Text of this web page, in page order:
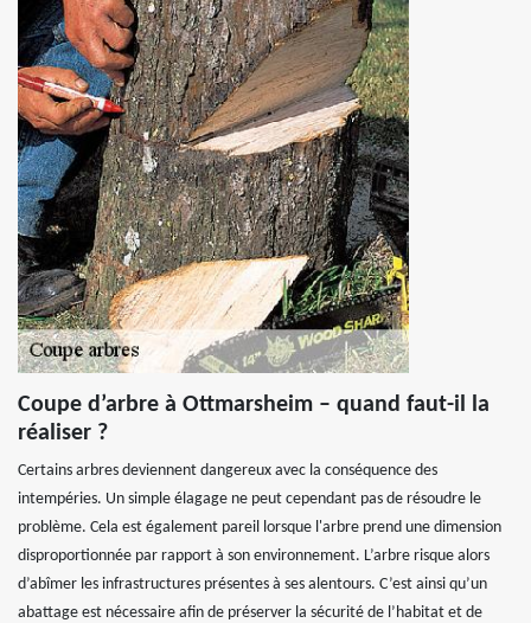
Coupe d’arbre à Ottmarsheim – quand faut-il la
réaliser ?
Certains arbres deviennent dangereux avec la conséquence des
intempéries. Un simple élagage ne peut cependant pas de résoudre le
problème. Cela est également pareil lorsque l'arbre prend une dimension
disproportionnée par rapport à son environnement. L’arbre risque alors
d’abîmer les infrastructures présentes à ses alentours. C’est ainsi qu’un
abattage est nécessaire afin de préserver la sécurité de l’habitat et de